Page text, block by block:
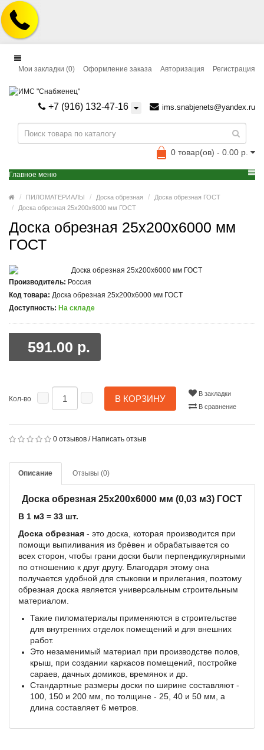
Авторизация Регистрация
Мои закладки (0) Оформление заказа
+7 (916) 132-47-16 ims.snabjenets@yandex.ru
0 товар(ов) - 0.00 р.
Главное меню
ПИЛОМАТЕРИАЛЫ Доска обрезная
Доска обрезная ГОСТ
Доска обрезная 25x200x6000 мм ГОСТ
Доска обрезная 25x200x6000 мм
ГОСТ
Производитель: Россия
Код товара: Доска обрезная 25x200x6000 мм ГОСТ
Доступность: На складе
591.00 р.
Кол-во В КОРЗИНУ
В закладки
В сравнение
0 отзывов / Написать отзыв
Описание Отзывы (0)
Доска обрезная 25x200x6000 мм (0,03 м3) ГОСТ
В 1 м3 = 33 шт.
Доска обрезная - это доска, которая производится при
помощи выпиливания из брёвен и обрабатывается со
всех сторон, чтобы грани доски были перпендикулярными
по отношению к друг другу. Благодаря этому она
получается удобной для стыковки и прилегания, поэтому
обрезная доска является универсальным строительным
материалом.
Такие пиломатериалы применяются в строительстве
для внутренних отделок помещений и для внешних
работ.
Это незаменимый материал при производстве полов,
крыш, при создании каркасов помещений, постройке
сараев, дачных домиков, времянок и др.
Стандартные размеры доски по ширине составляют -
100, 150 и 200 мм, по толщине - 25, 40 и 50 мм, а
длина составляет 6 метров.